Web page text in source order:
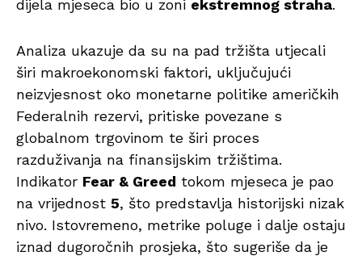
dijela mjeseca bio u zoni ekstremnog straha.
Analiza ukazuje da su na pad tržišta utjecali
širi makroekonomski faktori, uključujući
neizvjesnost oko monetarne politike američkih
Federalnih rezervi, pritiske povezane s
globalnom trgovinom te širi proces
razduživanja na finansijskim tržištima.
Indikator Fear & Greed tokom mjeseca je pao
na vrijednost 5, što predstavlja historijski nizak
nivo. Istovremeno, metrike poluge i dalje ostaju
iznad dugoročnih prosjeka, što sugeriše da je